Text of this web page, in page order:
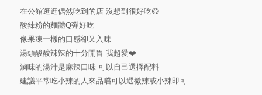
在公館逛逛偶然吃到的店 沒想到很好吃😋
酸辣粉的麵體Q彈好吃
像果凍一樣的口感卻又入味
湯頭酸酸辣辣的十分開胃 我超愛❤️
滷味的湯汁是麻辣口味 可以自己選擇配料
建議平常吃小辣的人來品嚐可以選微辣或小辣即可